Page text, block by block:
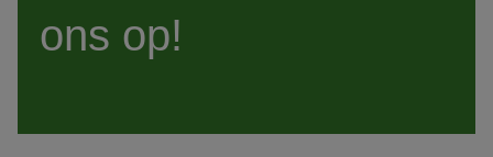
ons op!